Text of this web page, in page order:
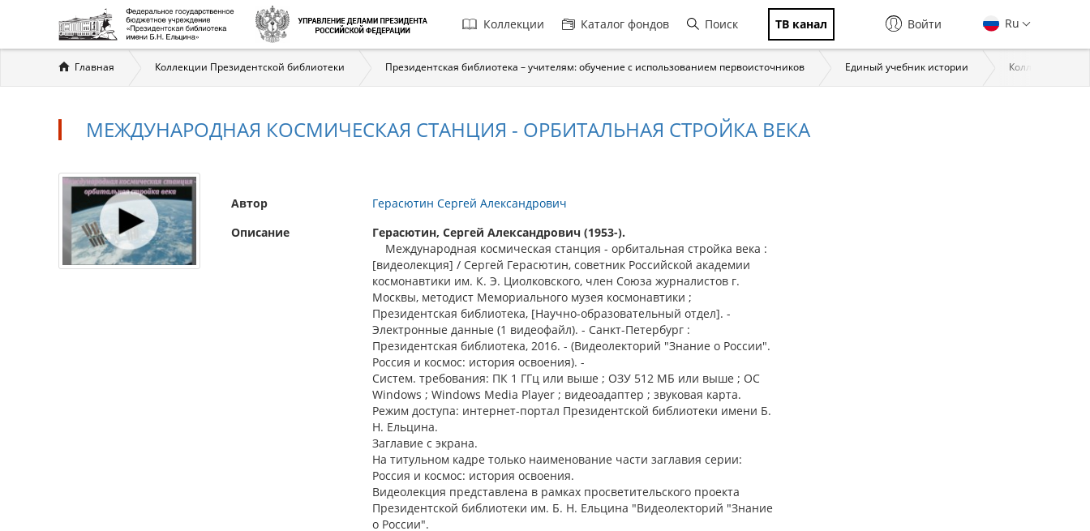
Главная
навигация
Коллекции Каталог фондов Поиск ТВ канал Ru
Войти
Вы
здесь
Главная Коллекции Президентской библиотеки Президентская библиотека – учителям: обучение с использованием первоисточников Единый учебник истории Коллекции
МЕЖДУНАРОДНАЯ КОСМИЧЕСКАЯ СТАНЦИЯ - ОРБИТАЛЬНАЯ СТРОЙКА ВЕКА
Автор
Герасютин Сергей Александрович
Описание
Герасютин, Сергей Александрович (1953-).
Международная космическая станция - орбитальная стройка века :
[видеолекция] / Сергей Герасютин, советник Российской академии
космонавтики им. К. Э. Циолковского, член Союза журналистов г.
Москвы, методист Мемориального музея космонавтики ;
Президентская библиотека, [Научно-образовательный отдел]. -
Электронные данные (1 видеофайл). - Санкт-Петербург :
Президентская библиотека, 2016. - (Видеолекторий "Знание о России".
Россия и космос: история освоения). -
Систем. требования: ПК 1 ГГц или выше ; ОЗУ 512 МБ или выше ; ОС
Windows ; Windows Media Player ; видеоадаптер ; звуковая карта.
Режим доступа: интернет-портал Президентской библиотеки имени Б.
Н. Ельцина.
Заглавие с экрана.
На титульном кадре только наименование части заглавия серии:
Россия и космос: история освоения.
Видеолекция представлена в рамках просветительского проекта
Президентской библиотеки им. Б. Н. Ельцина "Видеолекторий "Знание
о России".